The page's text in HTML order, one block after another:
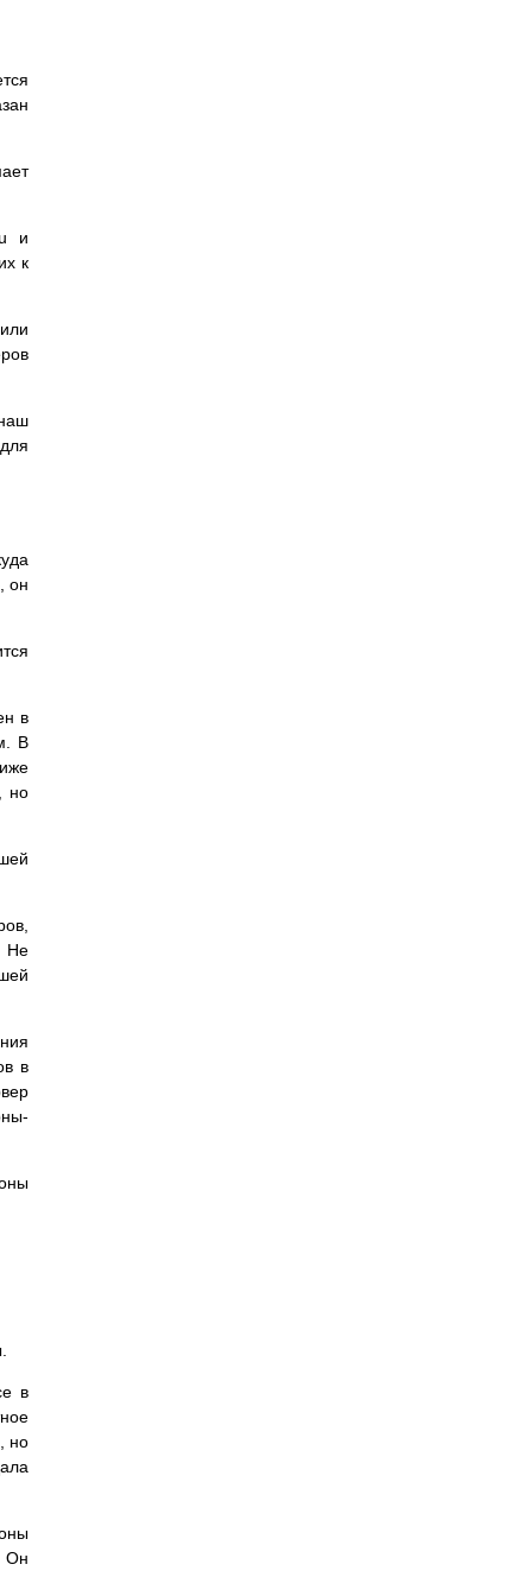
и
к
он
в
В
но
Не
в
в
но
Он